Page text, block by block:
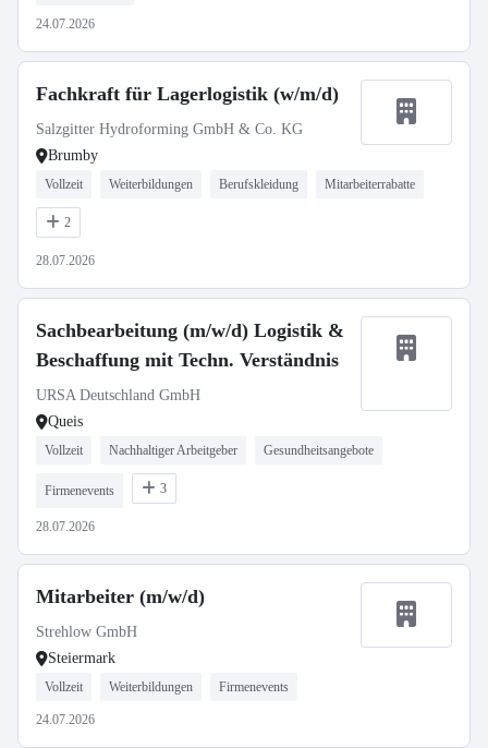
24.07.2026
Fachkraft für Lagerlogistik (w/m/d)
Salzgitter Hydroforming GmbH & Co. KG
Brumby
Vollzeit Weiterbildungen Berufskleidung Mitarbeiterrabatte
2
28.07.2026
Sachbearbeitung (m/w/d) Logistik &
Beschaffung mit Techn. Verständnis
URSA Deutschland GmbH
Queis
Vollzeit Nachhaltiger Arbeitgeber Gesundheitsangebote
Firmenevents 3
28.07.2026
Mitarbeiter (m/w/d)
Strehlow GmbH
Steiermark
Vollzeit Weiterbildungen Firmenevents
24.07.2026